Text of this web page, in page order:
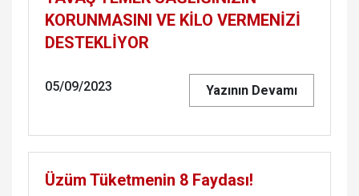
KORUNMASINI VE KİLO VERMENİZİ
DESTEKLİYOR
05/09/2023 Yazının Devamı
Üzüm Tüketmenin 8 Faydası!